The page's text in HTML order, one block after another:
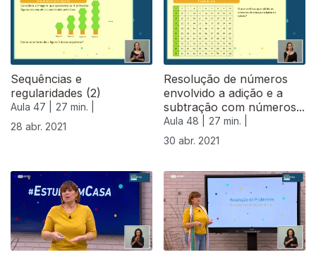
Sequências e
regularidades (2)
Aula 47 |
27 min. |
28 abr. 2021
Resolução de números
envolvido a adição e a
subtração com números...
Aula 48 |
27 min. |
30 abr. 2021